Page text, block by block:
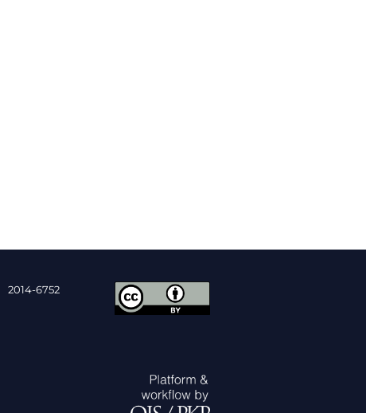
2014-6752